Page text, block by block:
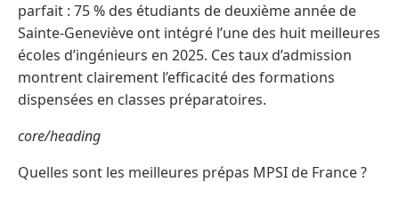
parfait : 75 % des étudiants de deuxième année de
Sainte-Geneviève ont intégré l’une des huit meilleures
écoles d’ingénieurs en 2025. Ces taux d’admission
montrent clairement l’efficacité des formations
dispensées en classes préparatoires.
core/heading
Quelles sont les meilleures prépas MPSI de France ?